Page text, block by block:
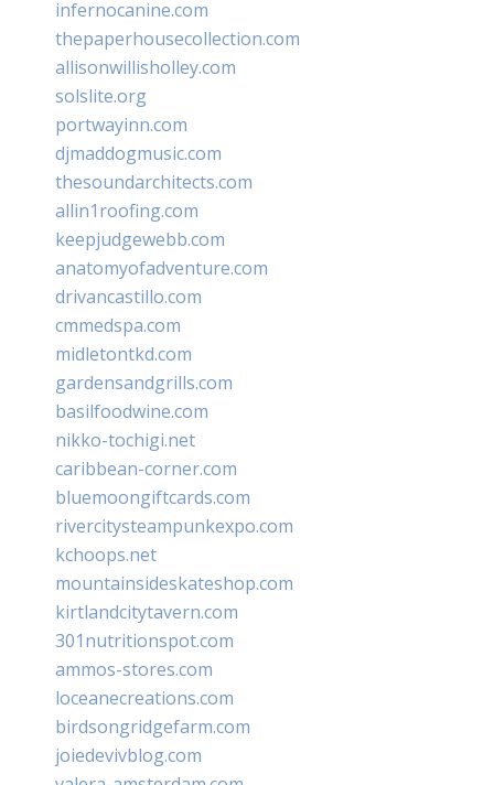
infernocanine.com
thepaperhousecollection.com
allisonwillisholley.com
solslite.org
portwayinn.com
djmaddogmusic.com
thesoundarchitects.com
allin1roofing.com
keepjudgewebb.com
anatomyofadventure.com
drivancastillo.com
cmmedspa.com
midletontkd.com
gardensandgrills.com
basilfoodwine.com
nikko-tochigi.net
caribbean-corner.com
bluemoongiftcards.com
rivercitysteampunkexpo.com
kchoops.net
mountainsideskateshop.com
kirtlandcitytavern.com
301nutritionspot.com
ammos-stores.com
loceanecreations.com
birdsongridgefarm.com
joiedevivblog.com